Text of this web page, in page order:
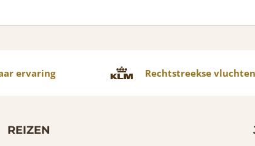
ervaring Rechtstreekse vluchten
REIZEN